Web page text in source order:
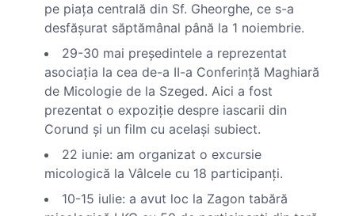
pe piaţa centrală din Sf. Gheorghe, ce s-a
desfăşurat săptămânal până la 1 noiembrie.
29-30 mai preşedintele a reprezentat
asociaţia la cea de-a II-a Conferinţă Maghiară
de Micologie de la Szeged. Aici a fost
prezentat o expoziţie despre iascarii din
Corund şi un film cu acelaşi subiect.
22 iunie: am organizat o excursie
micologică la Vâlcele cu 18 participanţi.
10-15 iulie: a avut loc la Zagon tabără